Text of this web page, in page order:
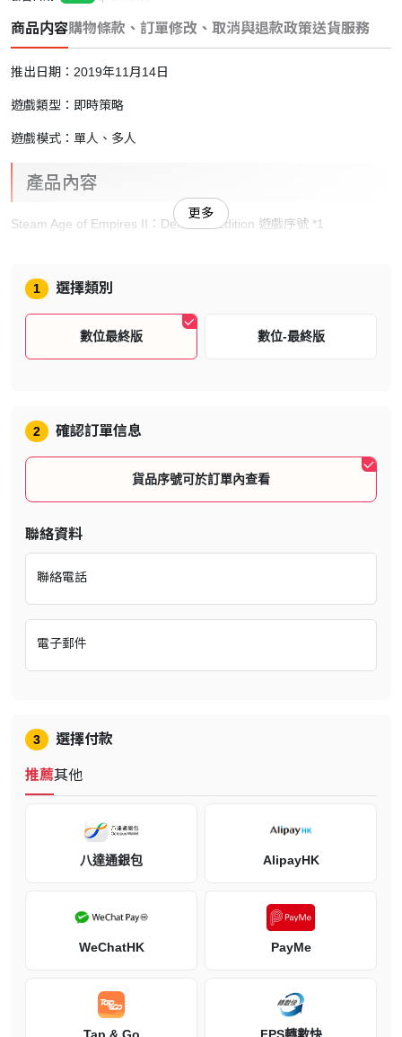
商品内容購物條款、訂單修改、取消與退款政策送貨服務
推出日期：2019年11月14日
遊戲類型：即時策略
遊戲模式：單人、多人
產品內容
Steam Age of Empires II：Definitive Edition 遊戲序號 *1
一的 20 週年紀念日，其中包含出色的 4K Ultra HD 圖像、全新和全
面重新錄製的配樂，以及具有 3 個全新戰役和 4 個全新文明國家的全
橫跨超過 200 個小時的遊戲和 1,000 年的人類歷史。網上暢玩，在
你的任務中挑戰 35 個不同文明國家的其他玩家，追求不同年代的世
界統治權。
透過這個重新製作成有史以來最受喜愛的策略遊戲之一，選擇你的偉
大之路。
全面重新錄製
出色的 4K Ultra HD 圖像和全面重新錄製的音效。
最後一位可汗
享受完整的內容收藏，以及全新的戰役「最後一位可汗」。
體驗前所未有的歷史
爭奪世界統治權
網上暢玩，在你的任務中挑戰 35 個不同文明國家的其他玩家，追求
不同年代的榮耀。
更多
1 選擇類別
數位最終版 數位-最終版
2 確認訂單信息
貨品序號可於訂單內查看
聯絡資料
聯絡電話
電子郵件
3 選擇付款
推薦其他
八達通銀包 AlipayHK
WeChatHK PayMe